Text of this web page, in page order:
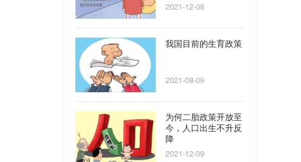
2021-12-08
我国目前的生育政策
2021-08-09
为何二胎政策开放至
今，人口出生不升反
降
2021-12-09